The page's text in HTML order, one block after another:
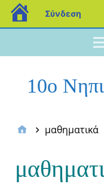
10ο
μαθηματικά
Σύνδεση